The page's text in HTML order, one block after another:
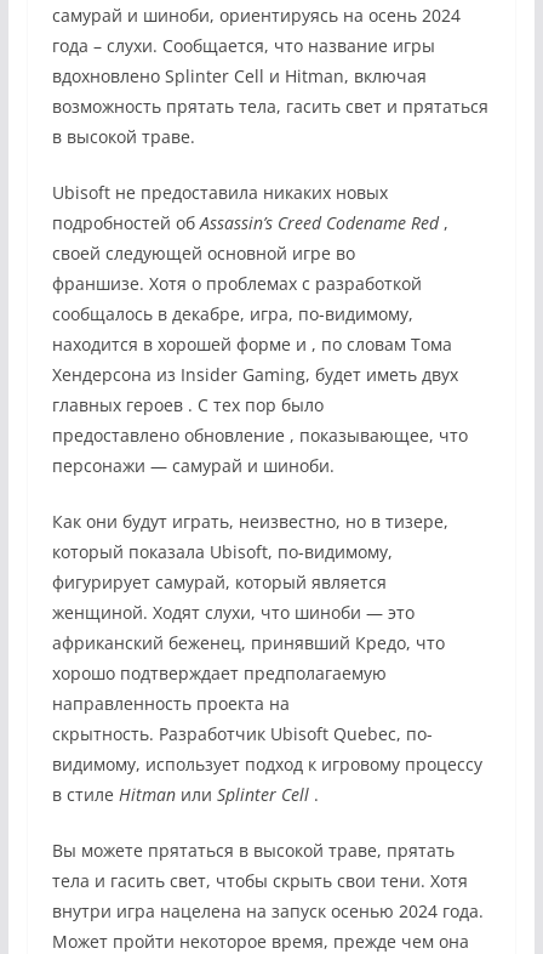
самурай и шиноби, ориентируясь на осень 2024
года – слухи. Сообщается, что название игры
вдохновлено Splinter Cell и Hitman, включая
возможность прятать тела, гасить свет и прятаться
в высокой траве.
Ubisoft не предоставила никаких новых
подробностей обAssassin’s Creed Codename Red,
своей следующей основной игре во
франшизе. Хотя о проблемах с разработкой
сообщалось в декабре, игра, по-видимому,
находится в хорошей форме и , по словам Тома
Хендерсона из Insider Gaming, будет иметь двух
главных героев . С тех пор было
предоставлено обновление , показывающее, что
персонажи — самурай и шиноби.
Как они будут играть, неизвестно, но в тизере,
который показала Ubisoft, по-видимому,
фигурирует самурай, который является
женщиной. Ходят слухи, что шиноби — это
африканский беженец, принявший Кредо, что
хорошо подтверждает предполагаемую
направленность проекта на
скрытность. Разработчик Ubisoft Quebec, по-
видимому, использует подход к игровому процессу
в стиле Hitmanили Splinter Cell.
Вы можете прятаться в высокой траве, прятать
тела и гасить свет, чтобы скрыть свои тени. Хотя
внутри игра нацелена на запуск осенью 2024 года.
Может пройти некоторое время, прежде чем она